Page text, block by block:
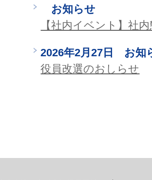
お知らせ
【社内イベント】社
2026年2月27日 お知
役員改選のおしらせ